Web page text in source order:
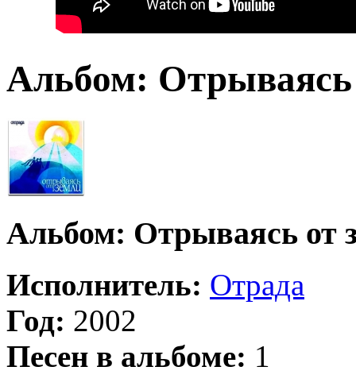
Альбом: Отрываясь
Альбом: Отрываясь от
Исполнитель: Отрада
Год: 2002
Песен в альбоме: 1